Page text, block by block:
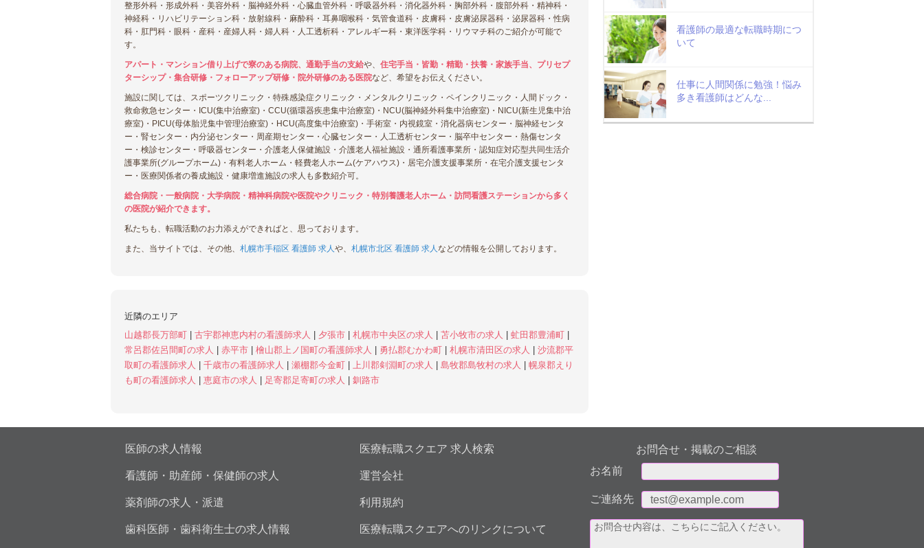
整形外科・形成外科・美容外科・脳神経外科・心臓血管外科・呼吸器外科・消化器外科・胸部外科・腹部外科・精神科・
神経科・リハビリテーション科・放射線科・麻酔科・耳鼻咽喉科・気管食道科・皮膚科・皮膚泌尿器科・泌尿器科・性病
科・肛門科・眼科・産科・産婦人科・婦人科・人工透析科・アレルギー科・東洋医学科・リウマチ科のご紹介が可能で
す。
アパート・マンション借り上げで寮のある病院、通勤手当の支給や、 住宅手当・皆勤・精勤・扶養・家族手当、プリセプ
ターシップ・集合研修・フォローアップ研修・院外研修のある医院など、希望をお伝えください。
施設に関しては、スポーツクリニック・特殊感染症クリニック・メンタルクリニック・ペインクリニック・人間ドック・
救命救急センター・ICU(集中治療室)・CCU(循環器疾患集中治療室)・NCU(脳神経外科集中治療室)・NICU(新生児集中治
療室)・PICU(母体胎児集中管理治療室)・HCU(高度集中治療室)・手術室・内視鏡室・消化器病センター・脳神経センタ
ー・腎センター・内分泌センター・周産期センター・心臓センター・人工透析センター・脳卒中センター・熱傷センタ
ー・検診センター・呼吸器センター・介護老人保健施設・介護老人福祉施設・通所看護事業所・認知症対応型共同生活介
護事業所(グループホーム)・有料老人ホーム・軽費老人ホーム(ケアハウス)・居宅介護支援事業所・在宅介護支援センタ
ー・医療関係者の養成施設・健康増進施設の求人も多数紹介可。
総合病院・一般病院・大学病院・精神科病院や医院やクリニック・特別養護老人ホーム・訪問看護ステーションから多く
の医院が紹介できます。
私たちも、転職活動のお力添えができればと、思っております。
また、当サイトでは、その他、 札幌市手稲区 看護師 求人や、 札幌市北区 看護師 求人などの情報を公開しております。
近隣のエリア
山越郡長万部町
古宇郡神恵内村の看護師求人 夕張市 札幌市中央区の求人 苫小牧市の求人 虻田郡豊浦町
常呂郡佐呂間町の求人
赤平市 檜山郡上ノ国町の看護師求人 勇払郡むかわ町 札幌市清田区の求人
沙流郡平
取町の看護師求人
千歳市の看護師求人 瀬棚郡今金町 上川郡剣淵町の求人 島牧郡島牧村の求人
幌泉郡えり
も町の看護師求人
恵庭市の求人 足寄郡足寄町の求人 釧路市
看護師の最適な転職時期につ
いて
仕事に人間関係に勉強！悩み
多き看護師はどんな...
医師の求人情報
看護師・助産師・保健師の求人
薬剤師の求人・派遣
歯科医師・歯科衛生士の求人情報
医療転職スクエア 求人検索
運営会社
利用規約
医療転職スクエアへのリンクについて
お問合せ・掲載のご相談
お名前
ご連絡先